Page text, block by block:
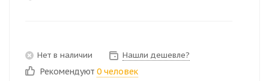
Нет в наличии Нашли дешевле?
Рекомендуют 0 человек